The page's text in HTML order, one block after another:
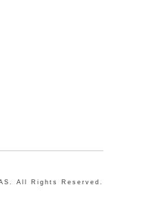
All Rights Reserved.